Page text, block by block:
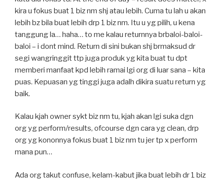
kira u fokus buat 1 biz nm shj atau lebih. Cuma tu lah u akan
lebih bz bila buat lebih drp 1 biz nm. Itu u yg pilih, u kena
tanggung la… haha… to me kalau returnnya brbaloi-baloi-
baloi – i dont mind. Return di sini bukan shj brmaksud dr
segi wangringgit ttp juga produk yg kita buat tu dpt
memberi manfaat kpd lebih ramai lgi org di luar sana – kita
puas. Kepuasan yg tinggi juga adalh dikira suatu return yg
baik.
Kalau kjah owner sykt biz nm tu, kjah akan lgi suka dgn
org yg perform/results, ofcourse dgn cara yg clean, drp
org yg kononnya fokus buat 1 biz nm tu jer tp x perform
mana pun…
Ada org takut confuse, kelam-kabut jika buat lebih dr 1 biz